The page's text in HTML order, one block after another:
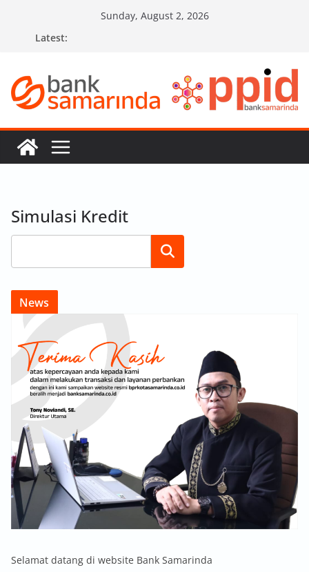
Sunday, August 2, 2026
Latest:
Simulasi Kredit
Search
News
Selamat datang di website Bank Samarinda